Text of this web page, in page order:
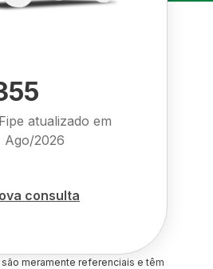
atualizado em
Ago/2026
consulta
meramente referenciais e têm